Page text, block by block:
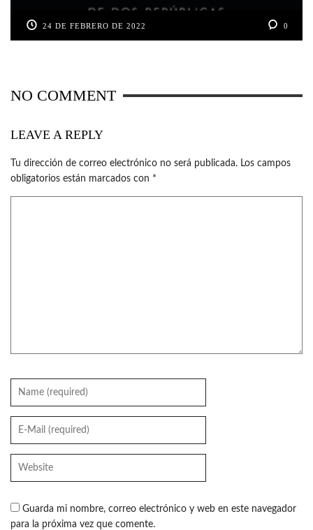
24 DE FEBRERO DE 2022 0
NO COMMENT
LEAVE A REPLY
Tu dirección de correo electrónico no será publicada. Los campos
obligatorios están marcados con *
Guarda mi nombre, correo electrónico y web en este navegador
para la próxima vez que comente.